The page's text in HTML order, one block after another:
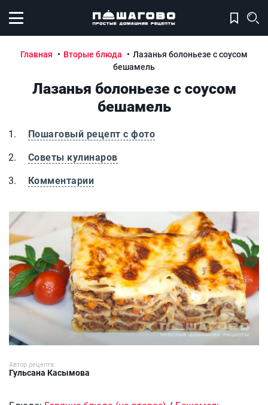
Открыть меню
Главная Вторые блюда
Лазанья болоньезе с соусом
бешамель
Лазанья болоньезе с соусом
бешамель
Пошаговый рецепт с фото
Советы кулинаров
Комментарии
Лазанья болоньезе с соусом бешамель
Автор рецепта:
Гульсана Касымова